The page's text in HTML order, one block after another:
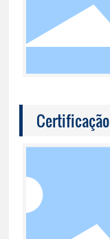
Certificação